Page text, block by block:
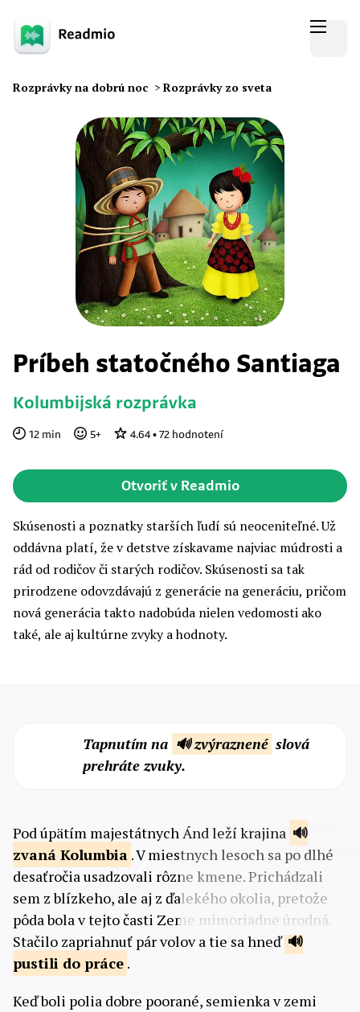
Rozprávky na dobrú noc > Rozprávky zo sveta
Príbeh statočného Santiaga
Kolumbijská rozprávka
12 min 5+ 4.64• 72 hodnotení
Otvoriť v Readmio
Skúsenosti a poznatky starších ľudí sú neoceniteľné. Už
oddávna platí, že v detstve získavame najviac múdrosti a
rád od rodičov či starých rodičov. Skúsenosti sa tak
prirodzene odovzdávajú z generácie na generáciu, pričom
nová generácia takto nadobúda nielen vedomosti ako
také, ale aj kultúrne zvyky a hodnoty.
Tapnutím na 🔊 zvýraznené slová
prehráte zvuky.
Pod úpätím majestátnych Ánd leží krajina
zvaná Kolumbia . V miestnych lesoch sa po dlhé
desaťročia usadzovali rôzne kmene. Prichádzali
sem z blízkeho, ale aj z ďalekého okolia, pretože
pôda bola v tejto časti Zeme mimoriadne úrodná.
Stačilo zapriahnuť pár volov a tie sa hneď
pustili do práce .
Keď boli polia dobre poorané, semienka v zemi